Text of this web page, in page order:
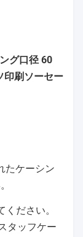
グ口径 60
印刷ソーセー
たケーシン
ださい。
タッフケー